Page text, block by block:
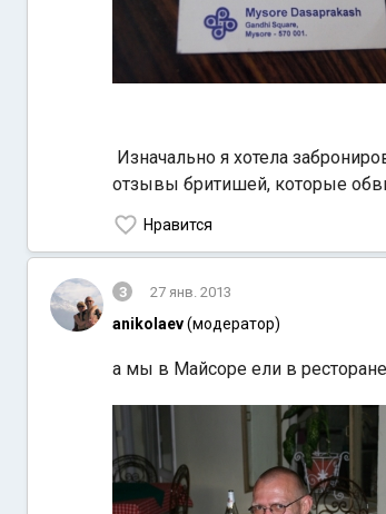
Изначально я хотела
отзывы бритишей, которые
Нравится
3 27 янв. 2013
anikolaev(модератор)
а мы в Майсоре ели в